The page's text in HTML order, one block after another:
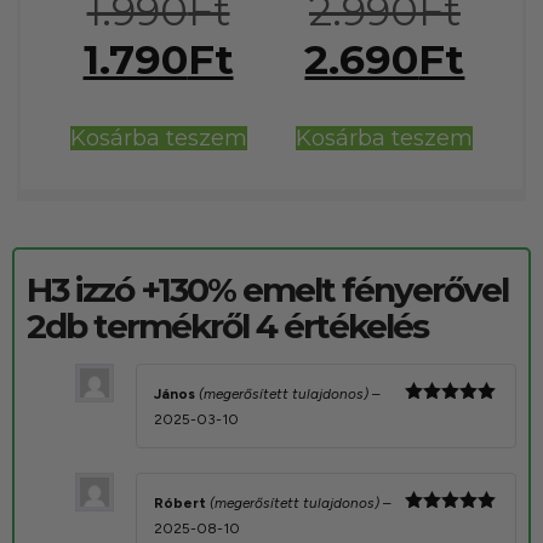
4.92
/ 5
1.790Ft
Kosárba teszem
4.89
/ 5
2.690Ft
Kosárba teszem
H3 izzó +130% emelt fényerővel
2dbtermékről 4 értékelés
János (megerősített tulajdonos) –
2025-03-10
Róbert (megerősített tulajdonos) –
2025-08-10